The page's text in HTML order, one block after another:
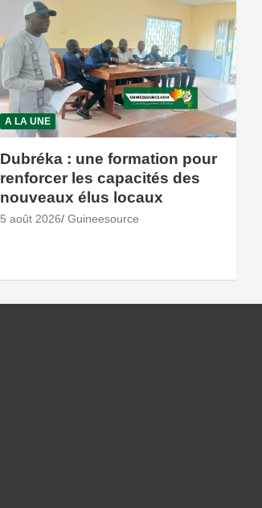
A LA UNE
Dubréka : une formation pour
renforcer les capacités des
nouveaux élus locaux
5 août 2026 Guineesource